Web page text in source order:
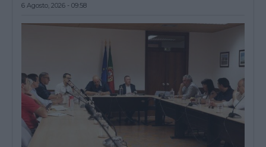
6 Agosto, 2026 - 09:58